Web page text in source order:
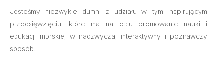
Jesteśmy niezwykle dumni z udziału w tym inspirującym
przedsięwzięciu, które ma na celu promowanie nauki i
edukacji morskiej w nadzwyczaj interaktywny i poznawczy
sposób.